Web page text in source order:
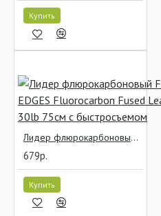
Купить
Лидер флюрокарбоновый FOX EDGES Fluorocarbon Fused Leader 30lb 75см с быстросъемом
679р.
Купить